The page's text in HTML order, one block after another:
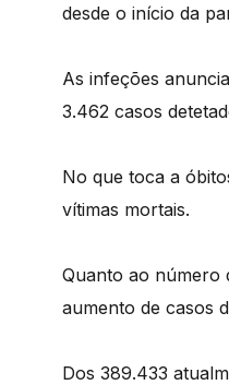
desde o início da
As infeções
3.462 casos
No que toca a
vítimas mortais.
Quanto ao número
aumento de casos
Dos 389.433